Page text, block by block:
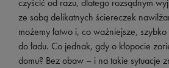
czyścić od razu, dlatego rozsądnym
ze sobą delikatnych ściereczek
możemy łatwo i, co ważniejsze,
do ładu. Co jednak, gdy o kłopocie
domu? Bez obaw – i na takie sytuacje